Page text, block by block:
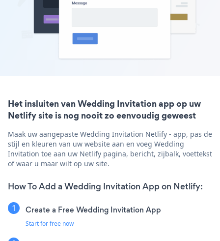
Het insluiten van Wedding Invitation app op uw
Netlify site is nog nooit zo eenvoudig geweest
Maak uw aangepaste Wedding Invitation Netlify - app, pas de
stijl en kleuren van uw website aan en voeg Wedding
Invitation toe aan uw Netlify pagina, bericht, zijbalk, voettekst
of waar u maar wilt op uw site.
How To Add a Wedding Invitation App on Netlify:
Create a Free Wedding Invitation App
Start for free now